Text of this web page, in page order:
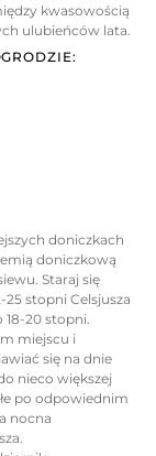
kwasowością
ulubieńców lata.
doniczkach
doniczkową
Staraj się
stopni Celsjusza
18-20 stopni.
miejscu i
się na dnie
nieco większej
po odpowiednim
nocna